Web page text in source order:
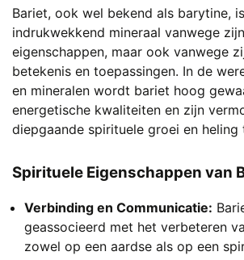
optie
kan
gekozen
worden
op
de
productpagina
Bariet, ook wel bekend als barytine,
indrukwekkend mineraal vanwege
eigenschappen, maar ook vanwege
betekenis en toepassingen. In de
en mineralen wordt bariet hoog
energetische kwaliteiten en zijn
diepgaande spirituele groei en heling
Spirituele Eigenschappen van
Verbinding en Communicatie:
geassocieerd met het verbeteren
zowel op een aardse als op een